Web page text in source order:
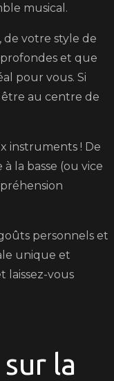
musical.
de votre style de
et que
pour vous. Si
au centre de
instruments ! De
la basse (ou vice
personnels et
unique et
laissez-vous
la